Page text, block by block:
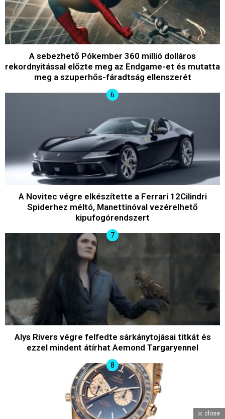
A sebezhető Pókember 360 millió dolláros
rekordnyitással előzte meg az Endgame-et és mutatta
meg a szuperhős-fáradtság ellenszerét
A Novitec végre elkészítette a Ferrari 12Cilindri
Spiderhez méltó, Manettinóval vezérelhető
kipufogórendszert
Alys Rivers végre felfedte sárkánytojásai titkát és
ezzel mindent átírhat Aemond Targaryennel
close